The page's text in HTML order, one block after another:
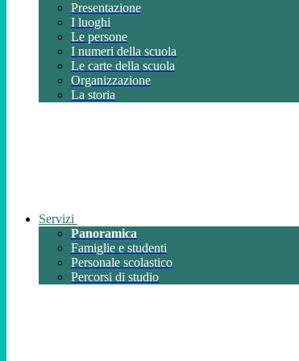
Presentazione
I luoghi
Le persone
I numeri della scuola
Le carte della scuola
Organizzazione
La storia
Servizi
Panoramica
Famiglie e studenti
Personale scolastico
Percorsi di studio